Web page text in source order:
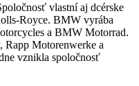
vlastní aj dcérske
Royce. BMW vyrába
a BMW Motorrad.
Rapp Motorenwerke a
vznikla spoločnosť